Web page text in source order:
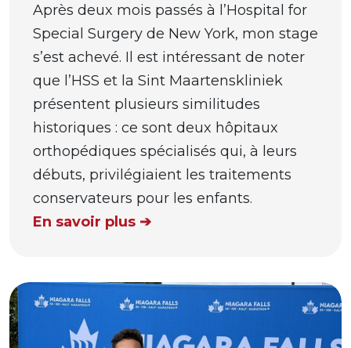
Après deux mois passés à l’Hospital for
Special Surgery de New York, mon stage
s’est achevé. Il est intéressant de noter
que l’HSS et la Sint Maartenskliniek
présentent plusieurs similitudes
historiques : ce sont deux hôpitaux
orthopédiques spécialisés qui, à leurs
débuts, privilégiaient les traitements
conservateurs pour les enfants.
En savoir plus ➔